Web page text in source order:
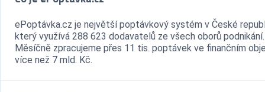
ePoptávka.cz je největší poptávkový systém v České
který využívá 288 623 dodavatelů ze všech oborů podnikání.
Měsíčně zpracujeme přes 11 tis. poptávek ve finančním
více než 7 mld. Kč.